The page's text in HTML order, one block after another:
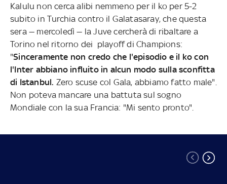
Kalulu non cerca alibi nemmeno per il ko per 5-2
subito in Turchia contro il Galatasaray, che questa
sera — mercoledì — la Juve cercherà di ribaltare a
Torino nel ritorno dei playoff di Champions:
"Sinceramente non credo che l'episodio e il ko con
l'Inter abbiano influito in alcun modo sulla sconfitta
di Istanbul. Zero scuse col Gala, abbiamo fatto male".
Non poteva mancare una battuta sul sogno
Mondiale con la sua Francia: "Mi sento pronto".